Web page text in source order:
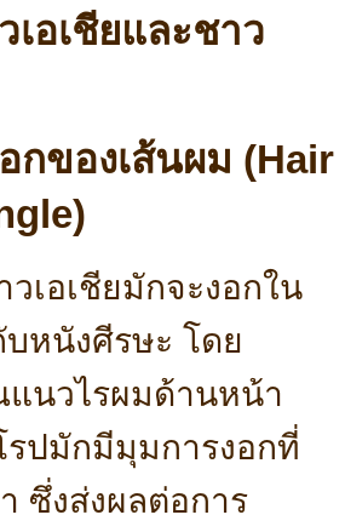
กของเส้นผม (Hair
เอเชียมักจะงอกใน
หนังศีรษะ โดย
แนวไรผมด้านหน้า
ปมักมีมุมการงอกที่
ซึ่งส่งผลต่อการ